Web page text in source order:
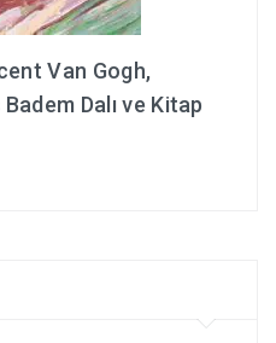
Van Gogh,
Dalı ve Kitap